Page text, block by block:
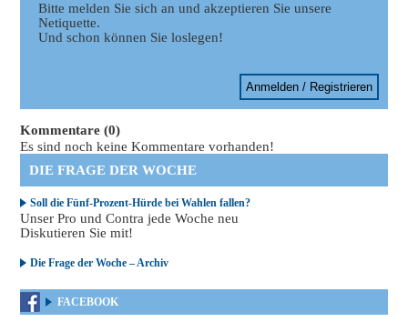
Bitte melden Sie sich an und akzeptieren Sie unsere
Netiquette.
Und schon können Sie loslegen!
Anmelden / Registrieren
Kommentare (0)
Es sind noch keine Kommentare vorhanden!
DIE FRAGE DER WOCHE
Soll die Fünf-Prozent-Hürde bei Wahlen fallen?
Unser Pro und Contra jede Woche neu
Diskutieren Sie mit!
Die Frage der Woche – Archiv
FACEBOOK